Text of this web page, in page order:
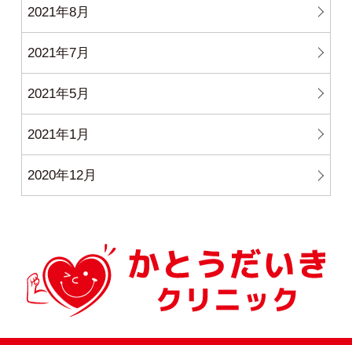
2021年8月
2021年7月
2021年5月
2021年1月
2020年12月